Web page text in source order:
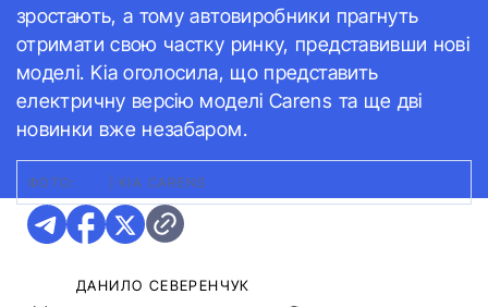
зростають, а тому автовиробники прагнуть
отримати свою частку ринку, представивши нові
моделі. Kia оголосила, що представить
електричну версію моделі Carens та ще дві
новинки вже незабаром.
ФОТО: KIA CARENS
ДАНИЛО СЕВЕРЕНЧУК